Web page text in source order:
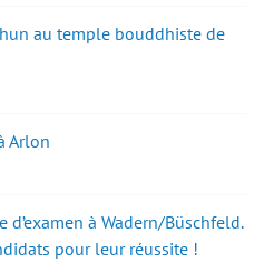
au temple bouddhiste de
Arlon
à Wadern/Büschfeld.
pour leur réussite !